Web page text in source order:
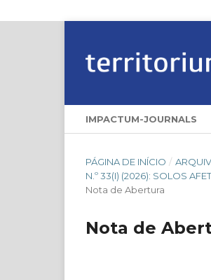
IMPACTUM-JOURNALS
PÁGINA DE INÍCIO /
N.º 33(I) (2026): SOLOS
Nota de Abertura
Nota de